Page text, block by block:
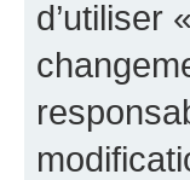
d’utiliser